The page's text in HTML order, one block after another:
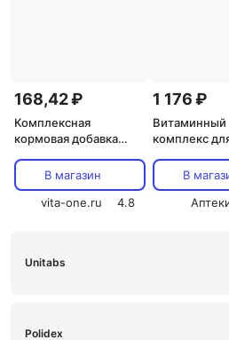
168,42 ₽
Комплексная
кормовая добавка
микроэлементами для
нормализации обмена
веществ для собак 50
В магазин
vita-one.ru
4.8
1 176 ₽
Витаминный
комплекс
витамины
Altai Animal,
капсулы 60
В
Unitabs
Polidex